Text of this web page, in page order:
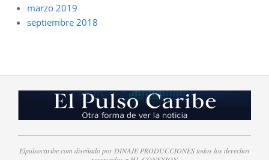
marzo 2019
septiembre 2018
Elpulsocaribe.com diseñado por DINAJE PRODUCCIONES todos los derechos